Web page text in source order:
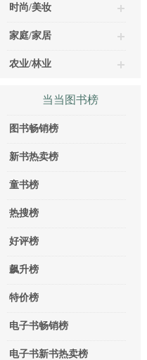
时尚/美妆
家庭/家居
农业/林业
当当图书榜
图书畅销榜
新书热卖榜
童书榜
热搜榜
好评榜
飙升榜
特价榜
电子书畅销榜
电子书新书热卖榜